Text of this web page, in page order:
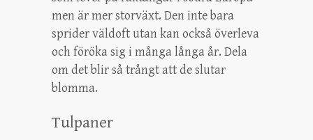
men är mer storväxt. Den inte bara
sprider väldoft utan kan också överleva
och föröka sig i många långa år. Dela
om det blir så trångt att de slutar
blomma.
Tulpaner